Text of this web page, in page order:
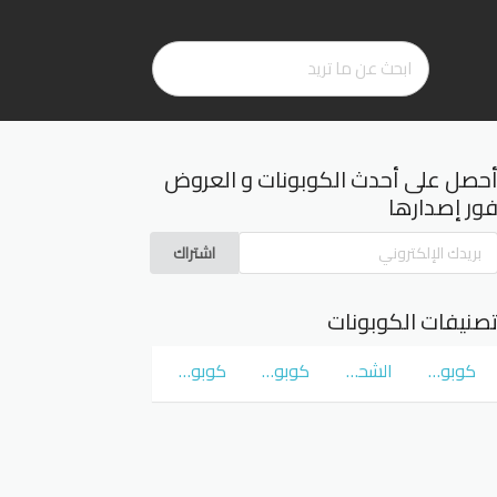
أحصل على أحدث الكوبونات و العروض
فور إصدارها
اشتراك
تصنيفات الكوبونات
كوبونات و عروض سوق كوم الشحن المجاني كوبونات و عروض نمشي Namshi كوبونات و عروض نون Noon